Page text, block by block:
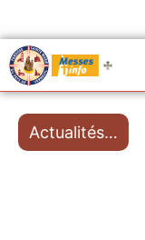
Messes
Actualités…